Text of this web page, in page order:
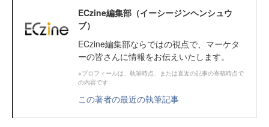
ECzine編集部（イーシージンヘンシュウ
ブ）
ECzine編集部ならではの視点で、マーケタ
ーの皆さんに情報をお伝えいたします。
※プロフィールは、執筆時点、または直近の記事の寄稿時点で
の内容です
この著者の最近の執筆記事